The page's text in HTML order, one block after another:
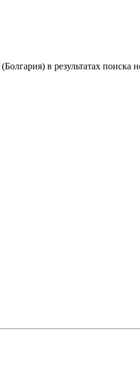
(Болгария) в результатах поиска